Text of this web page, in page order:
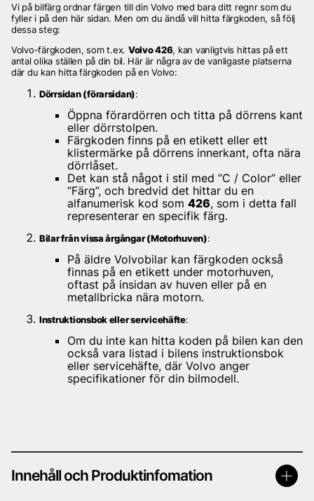
Vi på bilfärg ordnar färgen till din Volvo med bara ditt regnr som du
fyller i på den här sidan. Men om du ändå vill hitta färgkoden, så följ
dessa steg:
Volvo-färgkoden, som t.ex. Volvo 426, kan vanligtvis hittas på ett
antal olika ställen på din bil. Här är några av de vanligaste platserna
där du kan hitta färgkoden på en Volvo:
Dörrsidan (förarsidan):
Öppna förardörren och titta på dörrens kant
eller dörrstolpen.
Färgkoden finns på en etikett eller ett
klistermärke på dörrens innerkant, ofta nära
dörrlåset.
Det kan stå något i stil med “C / Color” eller
“Färg”, och bredvid det hittar du en
alfanumerisk kod som 426, som i detta fall
representerar en specifik färg.
Bilar från vissa årgångar (Motorhuven):
På äldre Volvobilar kan färgkoden också
finnas på en etikett under motorhuven,
oftast på insidan av huven eller på en
metallbricka nära motorn.
Instruktionsbok eller servicehäfte:
Om du inte kan hitta koden på bilen kan den
också vara listad i bilens instruktionsbok
eller servicehäfte, där Volvo anger
specifikationer för din bilmodell.
Innehåll och Produktinfomation